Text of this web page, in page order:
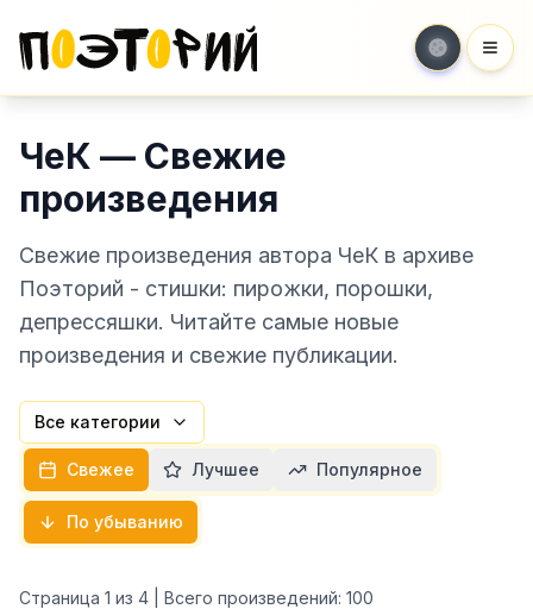
ЧеК — Свежие
произведения
Свежие произведения автора ЧеК в архиве
Поэторий - стишки: пирожки, порошки,
депрессяшки. Читайте самые новые
произведения и свежие публикации.
Все категории
Свежее Лучшее Популярное
По убыванию
Страница 1 из 4 | Всего произведений: 100